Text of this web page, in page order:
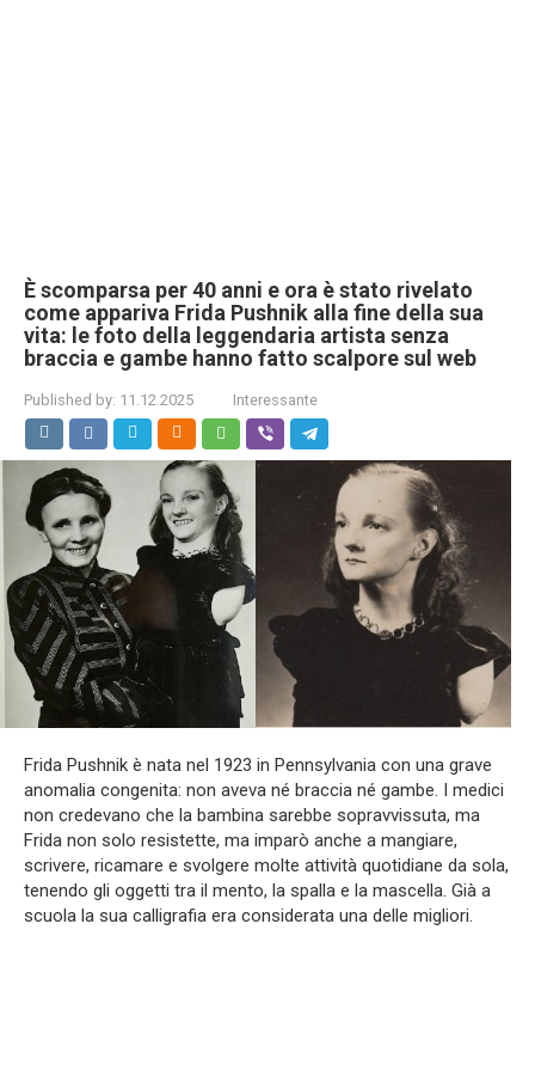
È scomparsa per 40 anni e ora è stato rivelato
come appariva Frida Pushnik alla fine della sua
vita: le foto della leggendaria artista senza
braccia e gambe hanno fatto scalpore sul web
Published by: 11.12.2025 Interessante
Frida Pushnik è nata nel 1923 in Pennsylvania con una grave
anomalia congenita: non aveva né braccia né gambe. I medici
non credevano che la bambina sarebbe sopravvissuta, ma
Frida non solo resistette, ma imparò anche a mangiare,
scrivere, ricamare e svolgere molte attività quotidiane da sola,
tenendo gli oggetti tra il mento, la spalla e la mascella. Già a
scuola la sua calligrafia era considerata una delle migliori.